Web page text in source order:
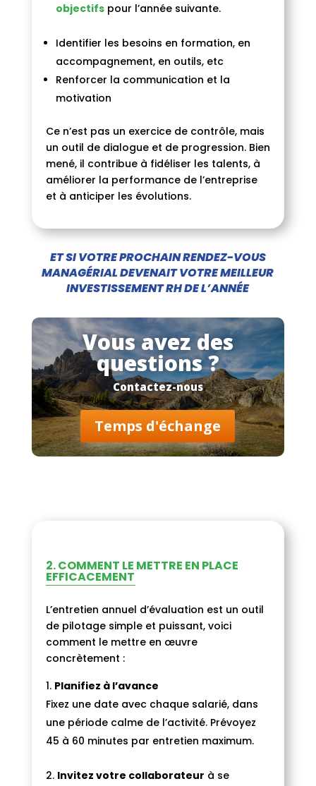
objectifspour l’année suivante.
Identifier les besoins en formation, en
accompagnement, en outils, etc
Renforcer la communication et la
motivation
Ce n’est pas un exercice de contrôle, mais
un outil de dialogue et de progression. Bien
mené, il contribue à fidéliser les talents, à
améliorer la performance de l’entreprise
et à anticiper les évolutions.
ET SI VOTRE PROCHAIN RENDEZ-VOUS
MANAGÉRIAL DEVENAIT VOTRE MEILLEUR
INVESTISSEMENT RH DE L’ANNÉE
Vous avez des
questions ?
Contactez-nous
Temps d'échange
2.COMMENT LE METTRE EN PLACE
EFFICACEMENT
L’entretien annuel d’évaluation est un outil
de pilotage simple et puissant, voici
comment le mettre en œuvre
concrètement :
Planifiez à l’avance
Fixez une date avec chaque salarié, dans
une période calme de l’activité. Prévoyez
45 à 60 minutes par entretien maximum.
Invitez votre collaborateur à se